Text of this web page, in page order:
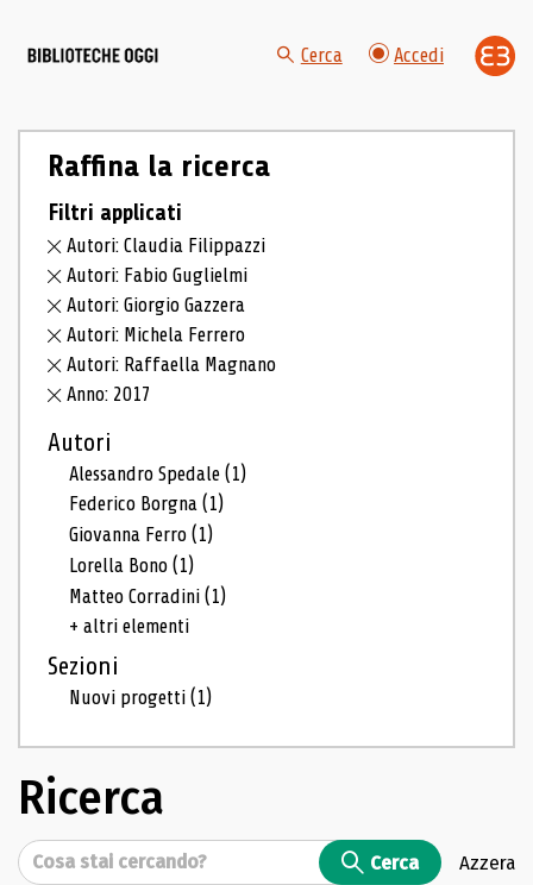
Cerca Accedi
Raffina la ricerca
Filtri applicati
Autori: Claudia Filippazzi
Autori: Fabio Guglielmi
Autori: Giorgio Gazzera
Autori: Michela Ferrero
Autori: Raffaella Magnano
Anno: 2017
Autori
Alessandro Spedale(1)
Federico Borgna(1)
Giovanna Ferro(1)
Lorella Bono(1)
Matteo Corradini(1)
+ altri elementi
Sezioni
Nuovi progetti(1)
Ricerca
Cerca Cerca Azzera